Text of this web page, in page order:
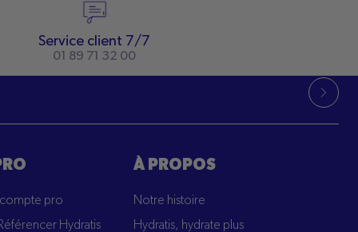
Service client 7/7
01 89 71 32 00
pro
Hydratis
À PROPOS
Notre histoire
Hydratis, hydrate plus